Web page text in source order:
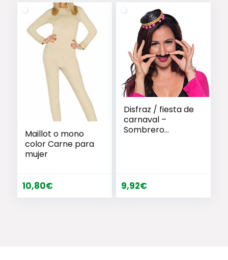
paja Soltero
Noche
Maillot o mono
color Carne para
mujer
10,80€
Disfraz / fiesta de
carnaval –
Sombrero
9,92€